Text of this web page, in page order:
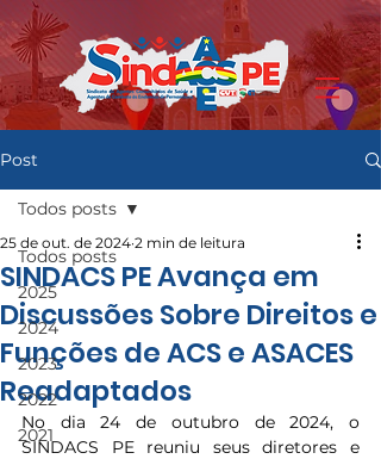
Post
Todos posts
2025
2024
2023
2022
2021
Todos posts
SINDACS PE Avança em
Discussões Sobre Direitos e
Funções de ACS e ASACES
Readaptados
25 de out. de 2024 2 min de leitura
No dia 24 de outubro de 2024, o
SINDACS PE reuniu seus diretores e